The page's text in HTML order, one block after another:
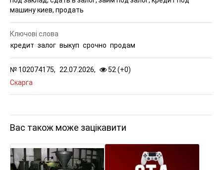
машину киев, продать
№ 102074175, 22.07.2026, 52 (+0)
Скарга
Ключові слова
кредит залог выкуп срочно продам
Вас також може зацікавити